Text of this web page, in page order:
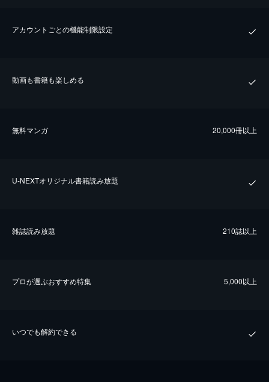
アカウントごとの機能制限設定
動画も書籍も楽しめる
無料マンガ 20,000冊以上
U-NEXTオリジナル書籍読み放題
雑誌読み放題 210誌以上
プロが選ぶおすすめ特集 5,000以上
いつでも解約できる